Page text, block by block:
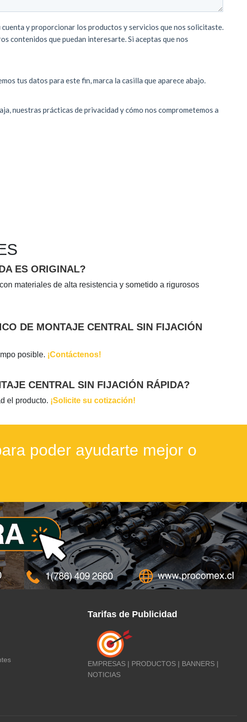
ES ORIGINAL?
materiales de alta resistencia y sometido a rigurosos
DE MONTAJE CENTRAL SIN FIJACIÓN
posible. ¡Contáctenos!
CENTRAL SIN FIJACIÓN RÁPIDA?
el producto. ¡Solicite su cotización!
poder ayudarte mejor o
Tarifas de Publicidad
EMPRESAS | PRODUCTOS | BANNERS |
NOTICIAS